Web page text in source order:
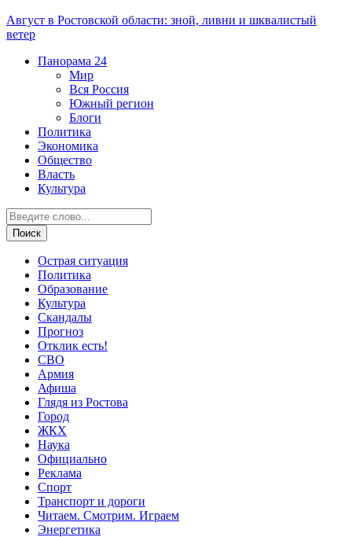
Август в Ростовской области: зной, ливни и шквалистый
ветер
Панорама 24
Мир
Вся Россия
Южный регион
Блоги
Политика
Экономика
Общество
Власть
Культура
Острая ситуация
Политика
Образование
Культура
Скандалы
Прогноз
Отклик есть!
СВО
Армия
Афиша
Глядя из Ростова
Город
ЖКХ
Наука
Официально
Реклама
Спорт
Транспорт и дороги
Читаем. Смотрим. Играем
Энергетика